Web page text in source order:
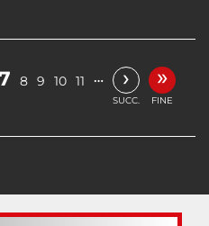
8 9 10 11 … ›
SUCC.
»
FINE